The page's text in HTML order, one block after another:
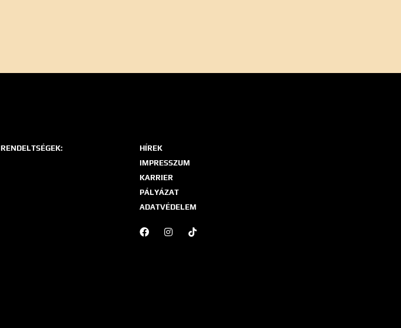
HÍREK
IMPRESSZUM
KARRIER
PÁLYÁZAT
ADATVÉDELEM